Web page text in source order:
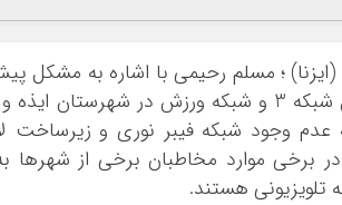
(ایزنا) ؛ مسلم رحیمی با اشاره به
فوتبال لیگ‌های خارجی از طریق شبکه 3 و شبکه
عدم وجود شبکه فیبر نوری و زیرساخت
در برخی موارد مخاطبان برخی از
تلویزیونی هستند.